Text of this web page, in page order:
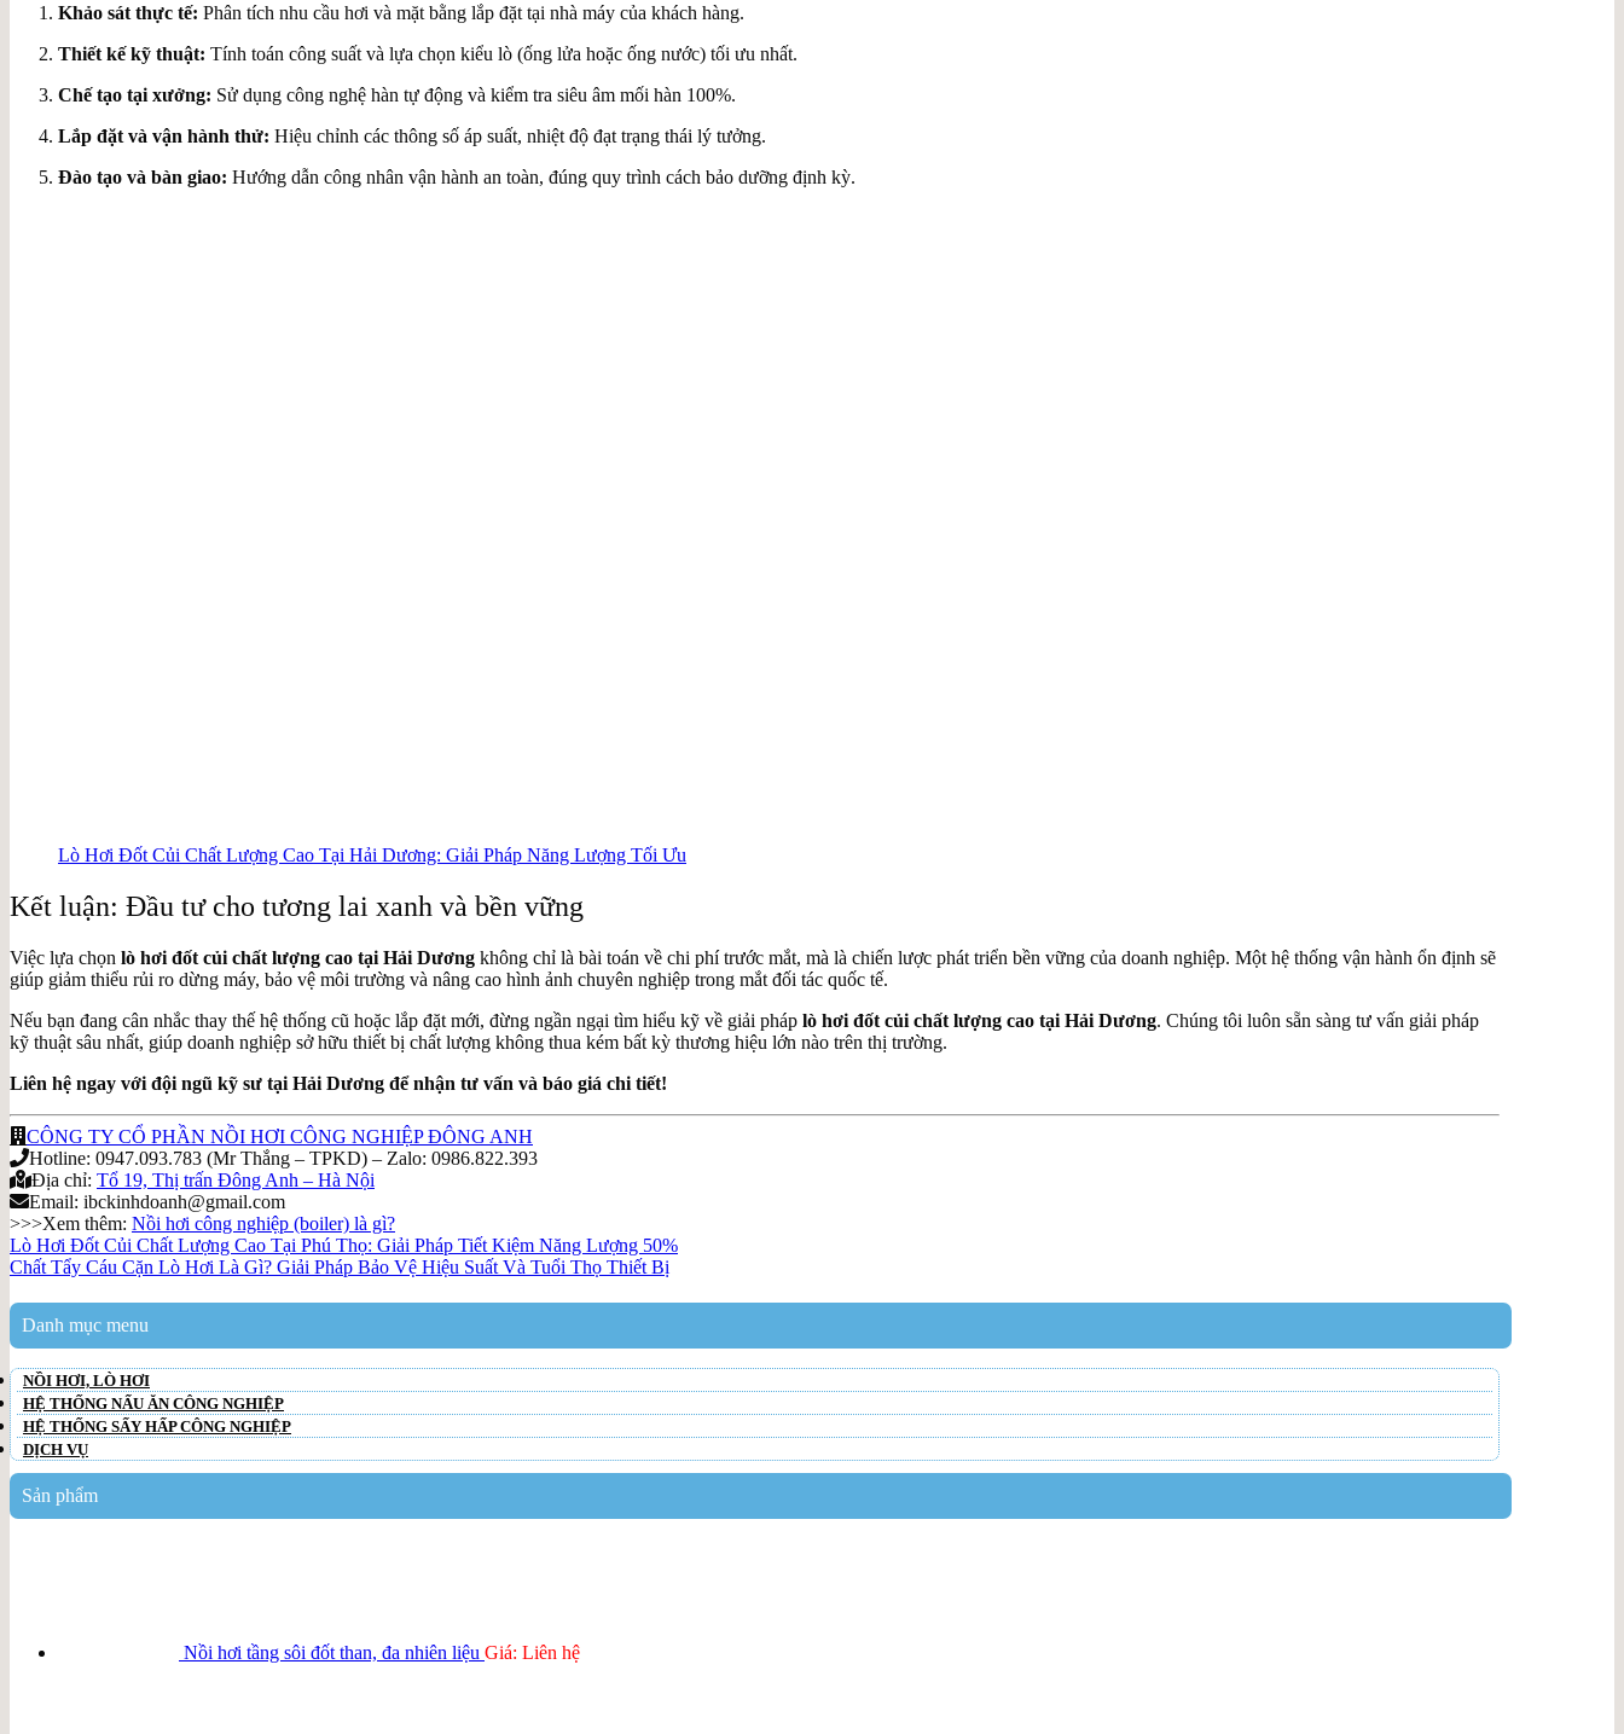
Khảo sát thực tế: Phân tích nhu cầu hơi và mặt bằng lắp đặt tại nhà máy của khách hàng.
Thiết kế kỹ thuật: Tính toán công suất và lựa chọn kiểu lò (ống lửa hoặc ống nước) tối ưu nhất.
Chế tạo tại xưởng: Sử dụng công nghệ hàn tự động và kiểm tra siêu âm mối hàn 100%.
Lắp đặt và vận hành thử: Hiệu chỉnh các thông số áp suất, nhiệt độ đạt trạng thái lý tưởng.
Đào tạo và bàn giao: Hướng dẫn công nhân vận hành an toàn, đúng quy trình cách bảo dưỡng định kỳ.
Lò Hơi Đốt Củi Chất Lượng Cao Tại Hải Dương: Giải Pháp Năng Lượng Tối Ưu
Kết luận: Đầu tư cho tương lai xanh và bền vững
Việc lựa chọn lò hơi đốt củi chất lượng cao tại Hải Dương không chỉ là bài toán về chi phí trước mắt, mà là chiến lược phát triển bền vững của doanh nghiệp. Một hệ thống vận hành ổn định sẽ
giúp giảm thiểu rủi ro dừng máy, bảo vệ môi trường và nâng cao hình ảnh chuyên nghiệp trong mắt đối tác quốc tế.
Nếu bạn đang cân nhắc thay thế hệ thống cũ hoặc lắp đặt mới, đừng ngần ngại tìm hiểu kỹ về giải pháp lò hơi đốt củi chất lượng cao tại Hải Dương. Chúng tôi luôn sẵn sàng tư vấn giải pháp
kỹ thuật sâu nhất, giúp doanh nghiệp sở hữu thiết bị chất lượng không thua kém bất kỳ thương hiệu lớn nào trên thị trường.
Liên hệ ngay với đội ngũ kỹ sư tại Hải Dương để nhận tư vấn và báo giá chi tiết!
CÔNG TY CỔ PHẦN NỒI HƠI CÔNG NGHIỆP ĐÔNG ANH
Hotline: 0947.093.783 (Mr Thắng – TPKD) – Zalo: 0986.822.393
Địa chỉ: Tổ 19, Thị trấn Đông Anh – Hà Nội
Email: ibckinhdoanh@gmail.com
>>>Xem thêm: Nồi hơi công nghiệp (boiler) là gì?
Lò Hơi Đốt Củi Chất Lượng Cao Tại Phú Thọ: Giải Pháp Tiết Kiệm Năng Lượng 50%
Chất Tẩy Cáu Cặn Lò Hơi Là Gì? Giải Pháp Bảo Vệ Hiệu Suất Và Tuổi Thọ Thiết Bị
Danh mục menu
NỒI HƠI, LÒ HƠI
HỆ THỐNG NẤU ĂN CÔNG NGHIỆP
HỆ THỐNG SẤY HẤP CÔNG NGHIỆP
DỊCH VỤ
Sản phẩm
Nồi hơi tầng sôi đốt than, đa nhiên liệu Giá: Liên hệ